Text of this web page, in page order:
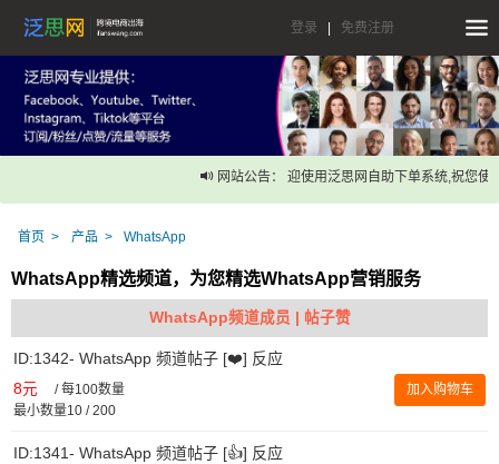
登录 免费注册
网站公告： 迎使用泛思网自助下单系统,祝您使用
首页 产品 WhatsApp
WhatsApp精选频道，为您精选WhatsApp营销服务
WhatsApp频道成员 | 帖子赞
ID:1342- WhatsApp 频道帖子 [❤️] 反应
8元 /每100数量
最小数量10 / 200
加入购物车
ID:1341- WhatsApp 频道帖子 [👍] 反应